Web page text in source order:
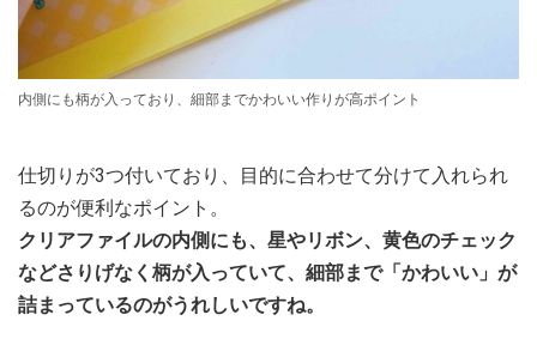
内側にも柄が入っており、細部までかわいい作りが高ポイント
仕切りが3つ付いており、目的に合わせて分けて入れられ
るのが便利なポイント。
クリアファイルの内側にも、星やリボン、黄色のチェック
などさりげなく柄が入っていて、細部まで「かわいい」が
詰まっているのがうれしいですね。